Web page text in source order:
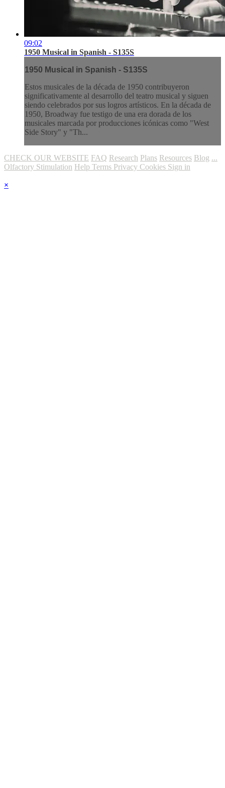
09:02
1950 Musical in Spanish - S135S
1950 Musical in Spanish - S135S
Estos musicales de la década de 1950 contribuyeron
significativamente al desarrollo del teatro musical y siguen
siendo celebrados por sus logros artísticos. En la década de
1950, Broadway fue testigo de una era dorada de los
musicales marcada por producciones icónicas como "West
Side Story" y "Th...
CHECK OUR WEBSITE FAQ Research Plans Resources Blog ...
Olfactory Stimulation Help Terms Privacy Cookies Sign in
×